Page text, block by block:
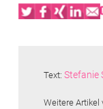
Twitter
XING
Text: Stefanie
Weitere Artikel